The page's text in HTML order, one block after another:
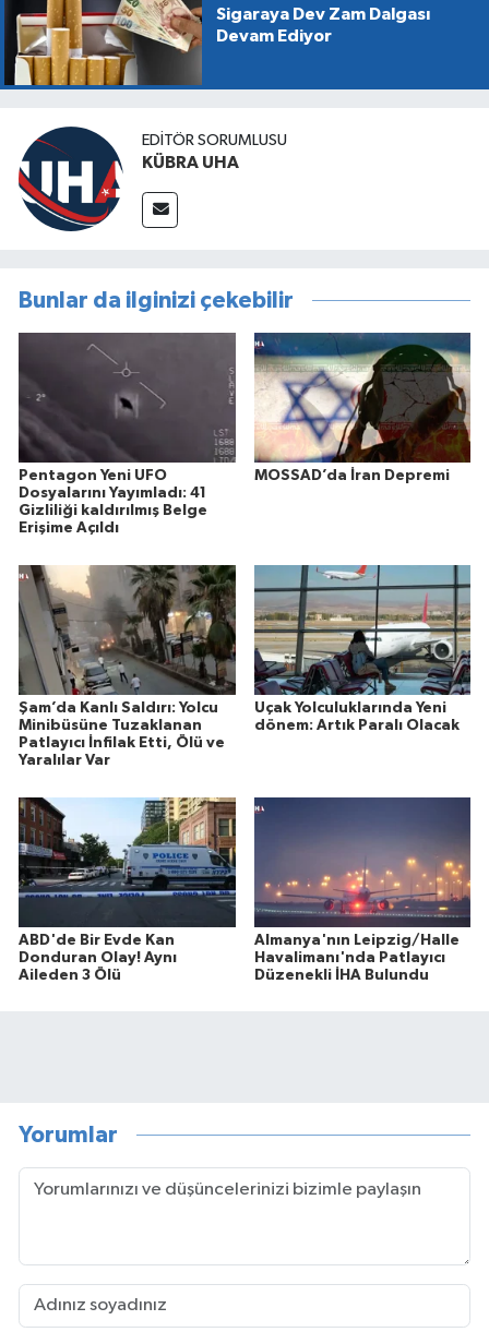
Sigaraya Dev Zam Dalgası
Devam Ediyor
EDİTÖR SORUMLUSU
KÜBRA UHA
Bunlar da ilginizi çekebilir
Pentagon Yeni UFO
Dosyalarını Yayımladı: 41
Gizliliği kaldırılmış Belge
Erişime Açıldı
MOSSAD’da İran Depremi
Şam’da Kanlı Saldırı: Yolcu
Minibüsüne Tuzaklanan
Patlayıcı İnfilak Etti, Ölü ve
Yaralılar Var
Uçak Yolculuklarında Yeni
dönem: Artık Paralı Olacak
ABD'de Bir Evde Kan
Donduran Olay! Aynı
Aileden 3 Ölü
Almanya'nın Leipzig/Halle
Havalimanı'nda Patlayıcı
Düzenekli İHA Bulundu
Yorumlar